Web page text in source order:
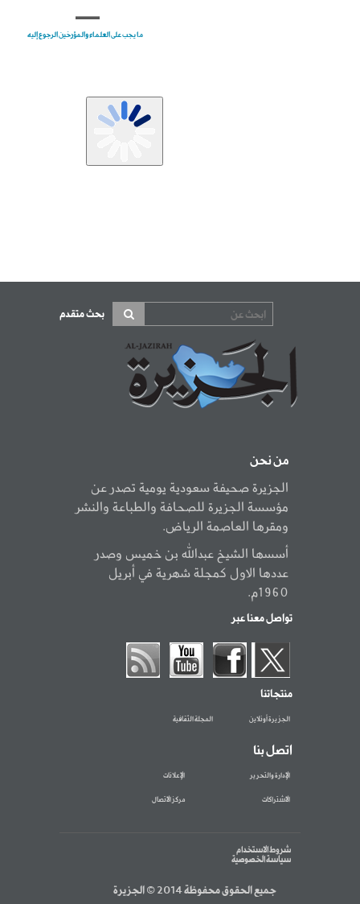
ما يجب على العلماء والمؤرخين الرجوع إليه
بحث متقدم
من نحن
الجزيرة صحيفة سعودية يومية تصدر عن
مؤسسة الجزيرة للصحافة والطباعة والنشر
ومقرها العاصمة الرياض.
أسسها الشيخ عبدالله بن خميس وصدر
عددها الاول كمجلة شهرية في أبريل
1960م.
تواصل معنا عبر
منتجاتنا
الجزيرة أونلاين المجلة الثقافية
اتصل بنا
الإدارة والتحرير الإعلانات
الاشتراكات مركز الاتصال
شروط الاستخدام
سياسة الخصوصية
جميع الحقوق محفوظة 2014 © الجزيرة